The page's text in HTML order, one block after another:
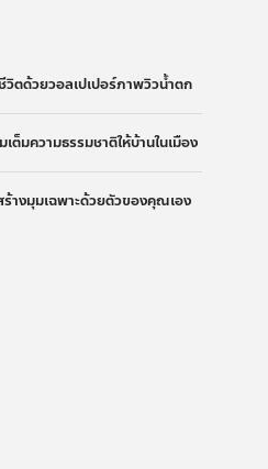
ตด้วยวอลเปเปอร์ภาพวิวน้ำตก
มความธรรมชาติให้บ้านในเมือง
างมุมเฉพาะด้วยตัวของคุณเอง